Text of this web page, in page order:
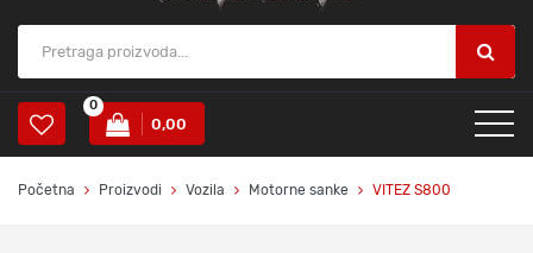
0
0,00
Početna Proizvodi Vozila Motorne sanke VITEZ S800